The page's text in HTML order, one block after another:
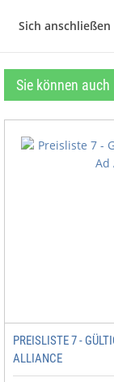
Sich anschließen
Sie können auch
PREISLISTE 7 -
ALLIANCE